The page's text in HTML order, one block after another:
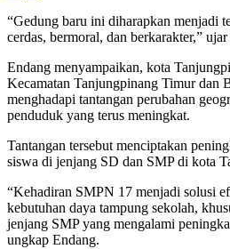
“Gedung baru ini diharapkan menjadi
cerdas, bermoral, dan berkarakter,”
Endang menyampaikan, kota
Kecamatan Tanjungpinang Timur dan
menghadapi tantangan perubahan
penduduk yang terus meningkat.
Tantangan tersebut menciptakan
siswa di jenjang SD dan SMP di kota
“Kehadiran SMPN 17 menjadi solusi
kebutuhan daya tampung sekolah,
jenjang SMP yang mengalami
ungkap Endang.